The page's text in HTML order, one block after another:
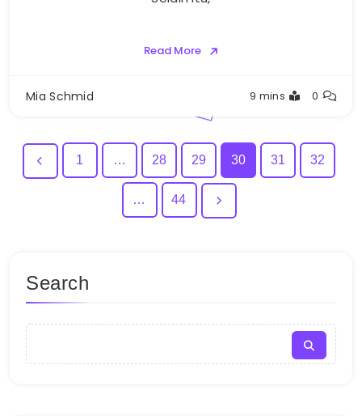
Read More
Mia Schmid 9 mins 0
1 … 28 29 30 31 32
… 44
Search